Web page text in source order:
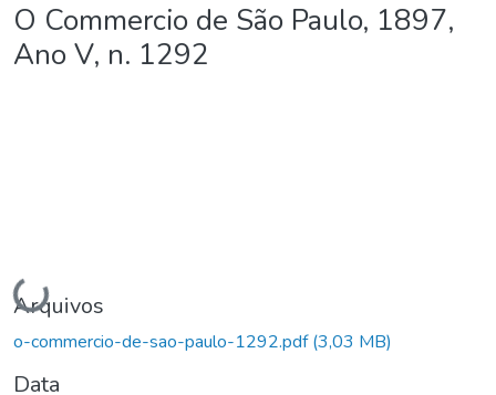
Estatísticas
O Commercio de São Paulo, 1897,
Ano V, n. 1292
Carregando...
Arquivos
o-commercio-de-sao-paulo-1292.pdf(3,03 MB)
Data